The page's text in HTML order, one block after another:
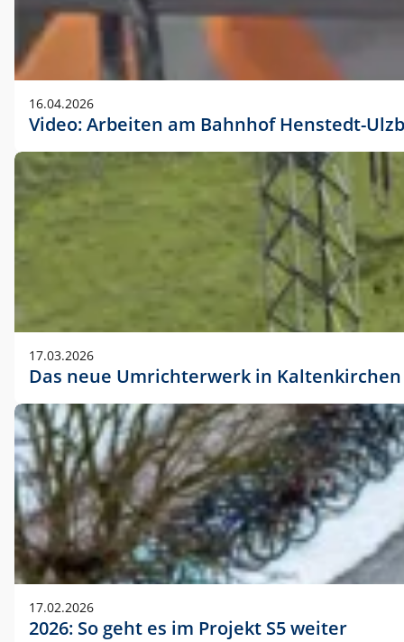
16.04.2026
Video: Arbeiten am Bahnhof Henstedt-
17.03.2026
Das neue Umrichterwerk in Kaltenkirchen
17.02.2026
2026: So geht es im Projekt S5 weiter